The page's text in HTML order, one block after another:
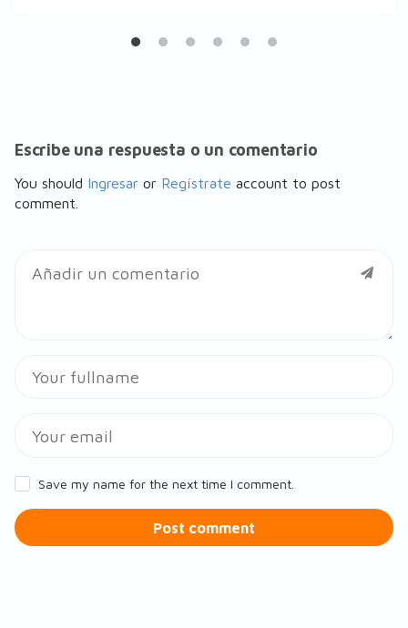
Escribe una respuesta o un comentario
You should Ingresar or Regístrate account to post
comment.
Save my name for the next time I comment.
Post comment